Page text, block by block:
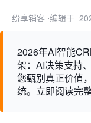
纷享销客 ⋅编辑于
2026年AI智能
架：AI决策支持
您甄别真正价值
统。立即阅读完整